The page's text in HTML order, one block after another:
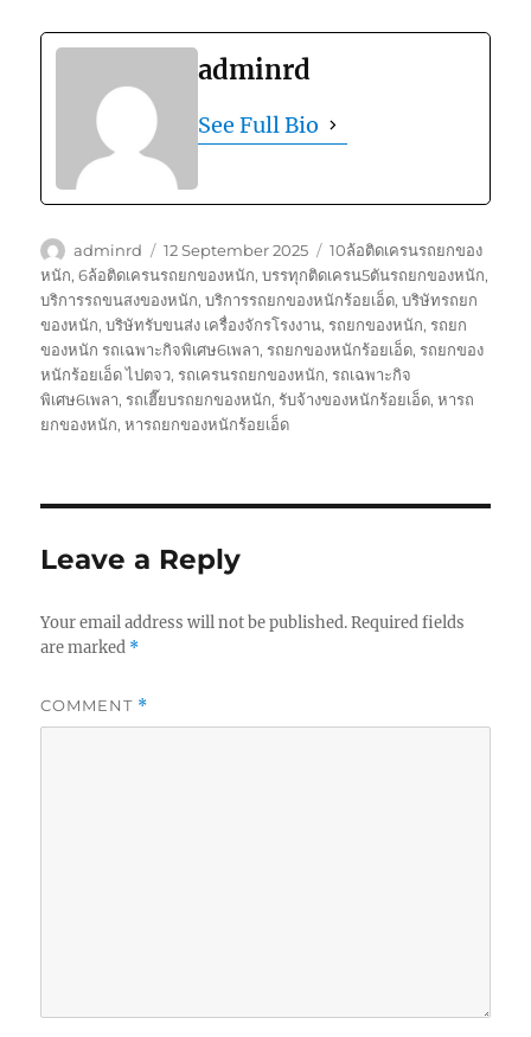
adminrd
See Full Bio
Author
adminrd
Posted
on
12 September 2025 Tags
10ล้อติดเครนรถยกของ
หนัก,6ล้อติดเครนรถยกของหนัก,บรรทุกติดเครน5ตันรถยกของหนัก,
บริการรถขนสงของหนัก,บริการรถยกของหนักร้อยเอ็ด,บริษัทรถยก
ของหนัก,บริษัทรับขนส่ง เครื่องจักรโรงงาน,รถยกของหนัก,รถยก
ของหนัก รถเฉพาะกิจพิเศษ6เพลา,รถยกของหนักร้อยเอ็ด,รถยกของ
หนักร้อยเอ็ด ไปตจว,รถเครนรถยกของหนัก,รถเฉพาะกิจ
พิเศษ6เพลา,รถเฮี๊ยบรถยกของหนัก,รับจ้างของหนักร้อยเอ็ด,หารถ
ยกของหนัก,หารถยกของหนักร้อยเอ็ด
Leave a Reply
Your email address will not be published. Required fields
are marked *
COMMENT *